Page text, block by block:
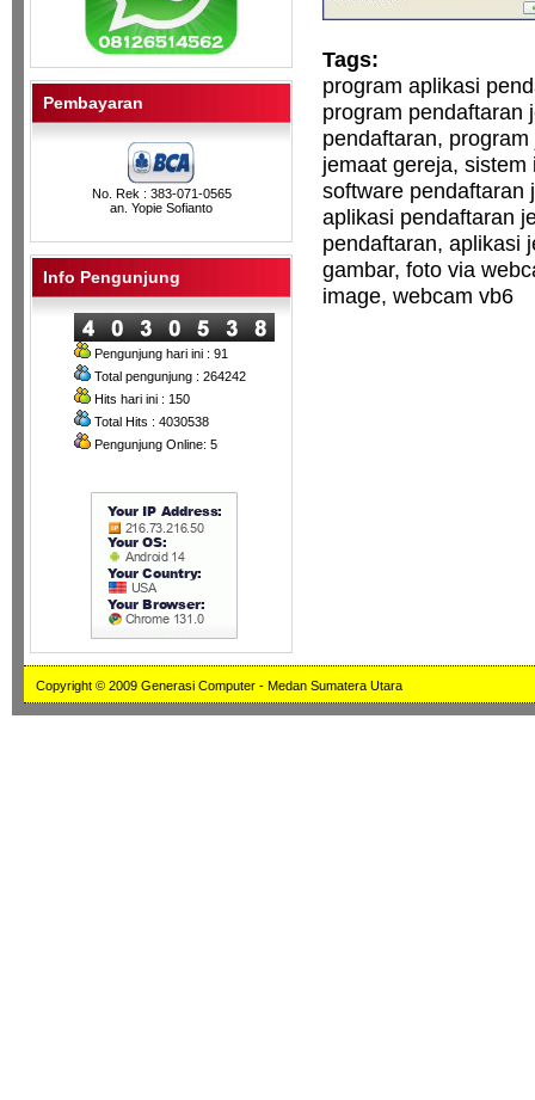
Tags:
program aplikasi
program pendaftaran
pendaftaran,
jemaat gereja,
software pendaftaran
aplikasi pendaftaran
pendaftaran, aplikasi
gambar, foto via
image, webcam vb6
Pembayaran
No. Rek : 383-071-0565
an. Yopie Sofianto
Info Pengunjung
Pengunjung hari ini : 91
Total pengunjung : 264242
Hits hari ini : 150
Total Hits : 4030538
Pengunjung Online: 5
Copyright © 2009 Generasi Computer - Medan Sumatera Utara